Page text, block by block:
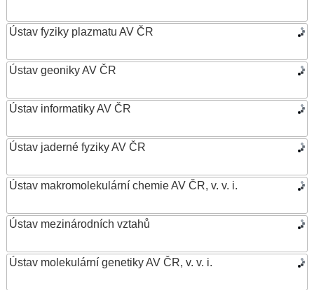
Ústav fyziky plazmatu AV ČR
Ústav geoniky AV ČR
Ústav informatiky AV ČR
Ústav jaderné fyziky AV ČR
Ústav makromolekulární chemie AV ČR, v. v. i.
Ústav mezinárodních vztahů
Ústav molekulární genetiky AV ČR, v. v. i.